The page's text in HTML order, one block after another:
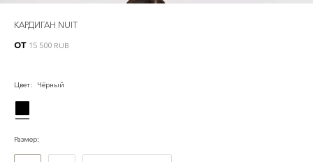
КАРДИГАН NUIT
от 15 500 RUB
Цвет: Чёрный
Размер: